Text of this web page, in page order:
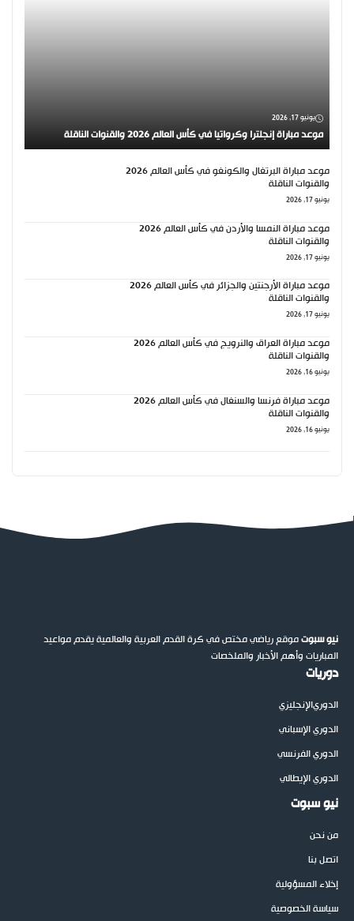
يونيو 17, 2026
موعد مباراة إنجلترا وكرواتيا في كأس العالم 2026 والقنوات الناقلة
موعد مباراة البرتغال والكونغو في كأس العالم 2026
والقنوات الناقلة
يونيو 17, 2026
موعد مباراة النمسا والأردن في كأس العالم 2026
والقنوات الناقلة
يونيو 17, 2026
موعد مباراة الأرجنتين والجزائر في كأس العالم 2026
والقنوات الناقلة
يونيو 17, 2026
موعد مباراة العراق والنرويج في كأس العالم 2026
والقنوات الناقلة
يونيو 16, 2026
موعد مباراة فرنسا والسنغال في كأس العالم 2026
والقنوات الناقلة
يونيو 16, 2026
نيو سبوتموقع رياضي مختص في كرة القدم العربية والعالمية يقدم مواعيد
المباريات وأهم الأخبار والملخصات
دوريات
الدوريالإنجليزي
الدوري الإسباني
الدوري الفرنسي
الدوري الإيطالي
نيو سبوت
من نحن
اتصل بنا
إخلاء المسؤولية
سياسة الخصوصية